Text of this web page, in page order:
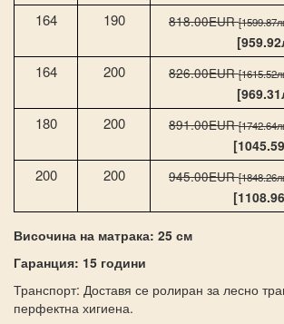
164 190 818.00EUR
164 200 826.00EUR
180 200 891.00EUR
200 200 945.00EUR
Височина на матрака: 25 см
Гаранция: 15 години
Транспорт: Доставя се ролиран за лесно
перфектна хигиена.